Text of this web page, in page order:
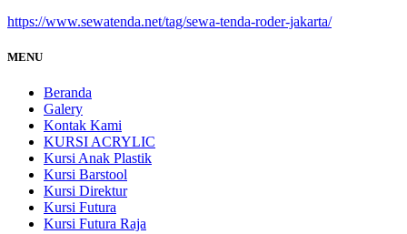
https://www.sewatenda.net/tag/sewa-tenda-roder-jakarta/
MENU
Beranda
Galery
Kontak Kami
KURSI ACRYLIC
Kursi Anak Plastik
Kursi Barstool
Kursi Direktur
Kursi Futura
Kursi Futura Raja